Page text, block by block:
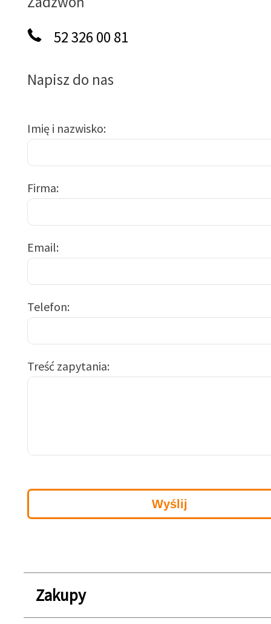
52 326 00 81
Napisz do nas
Imię i nazwisko
Firma
Email
Telefon
Treść zapytania
Zakupy